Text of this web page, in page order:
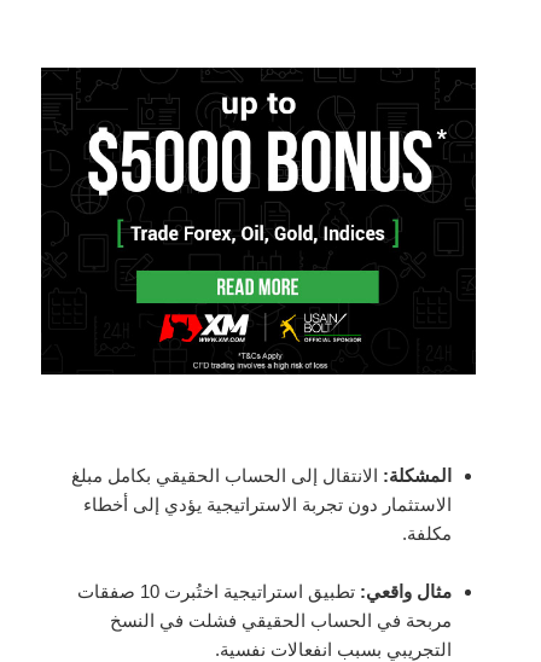
المشكلة: الانتقال إلى الحساب الحقيقي بكامل مبلغ
الاستثمار دون تجربة الاستراتيجية يؤدي إلى أخطاء
مكلفة.
مثال واقعي:
تطبيق استراتيجية اختُبرت 10 صفقات
مربحة في الحساب الحقيقي فشلت في النسخ
التجريبي بسبب انفعالات نفسية.